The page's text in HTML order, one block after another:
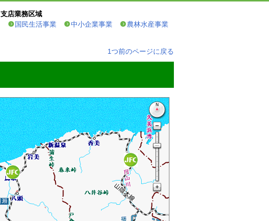
支店業務区域
国民生活事業
中小企業事業 農林水産事業
1つ前のページに戻る